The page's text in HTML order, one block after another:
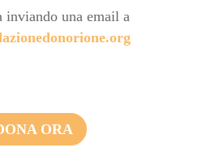
inviando una email a
ORA